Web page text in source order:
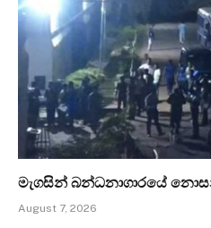
මැගසින් බන්ධනාගාරයේ
August 7, 2026